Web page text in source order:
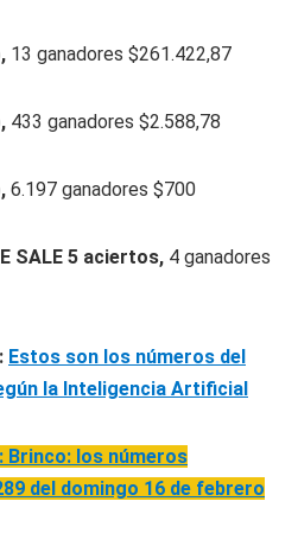
13 ganadores $261.422,87
433 ganadores $2.588,78
6.197 ganadores $700
SALE 5 aciertos, 4 ganadores
Estos son los números del
la Inteligencia Artificial
Brinco: los números
del domingo 16 de febrero